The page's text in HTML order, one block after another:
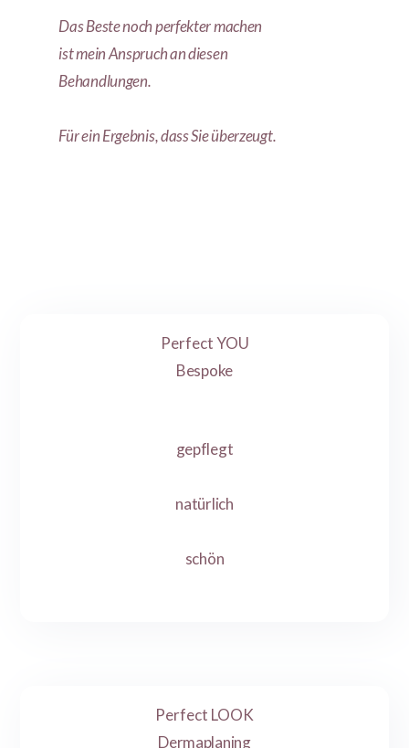
Das Beste noch perfekter machen
ist mein Anspruch an diesen
Behandlungen.
Für ein Ergebnis, dass Sie überzeugt.
Perfect YOU
Bespoke
gepflegt
natürlich
schön
Perfect LOOK
Dermaplaning